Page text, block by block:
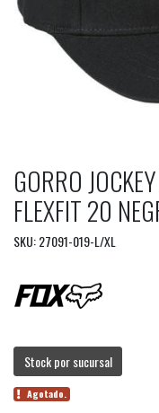
GORRO
FLEXFIT 20
SKU: 27091-019-L/XL
Stock por sucursal
Agotado.